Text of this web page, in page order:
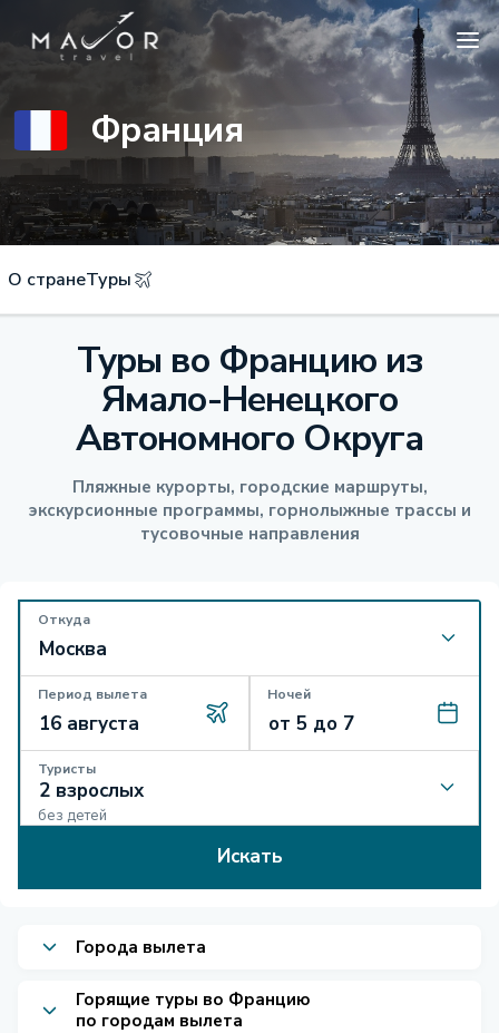
Франция
О странеТуры
Туры во Францию из
Ямало-Ненецкого
Автономного Округа
Пляжные курорты, городские маршруты,
экскурсионные программы, горнолыжные трассы и
тусовочные направления
Откуда
Период вылета Ночей
Туристы
без детей
Искать
Города вылета
Горящие туры во Францию
по городам вылета